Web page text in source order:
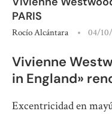
PARIS
Rocío Alcántara 04/
Vivienne
in England»
Excentricidad en